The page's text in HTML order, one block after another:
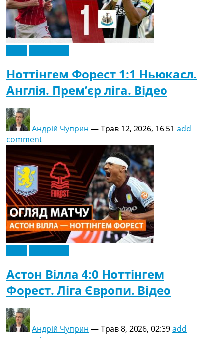
Ноттінгем Форест 1:1 Ньюкасл.
Англія. Прем’єр ліга. Відео
Андрій Чуприн —Трав 12, 2026, 16:51 add
comment
Астон Вілла 4:0 Ноттінгем
Форест. Ліга Європи. Відео
Андрій Чуприн —Трав 8, 2026, 02:39add